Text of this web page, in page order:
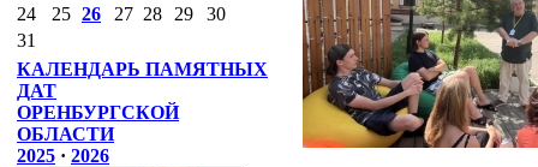
24
25 26 27 28 29
30
31
КАЛЕНДАРЬ ПАМЯТНЫХ
ДАТ
ОРЕНБУРГСКОЙ
ОБЛАСТИ
2025 · 2026